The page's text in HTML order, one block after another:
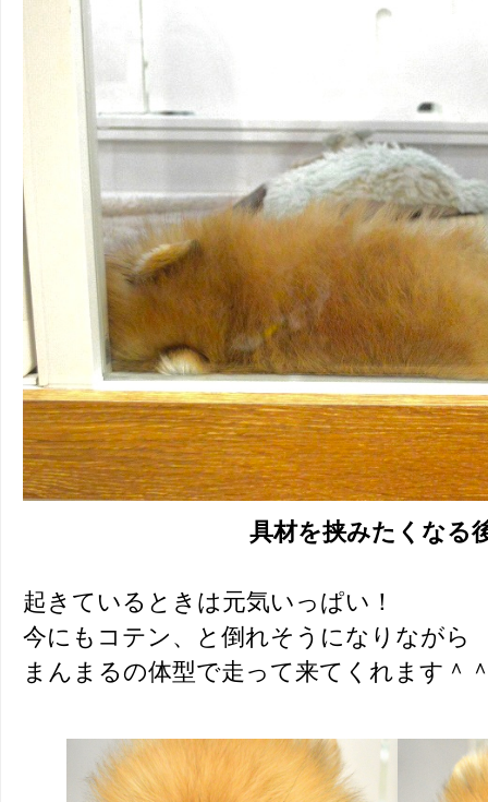
具材を挟みたくなる
起きているときは元気いっぱい！
今にもコテン、と倒れそうになりながら
まんまるの体型で走って来てくれます＾